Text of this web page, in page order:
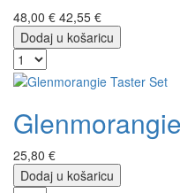
48,00 € 42,55 €
Dodaj u košaricu
25,80 €
Dodaj u košaricu